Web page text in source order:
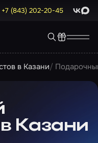
+7 (843) 202-20-45 Max
в Казани
Казани